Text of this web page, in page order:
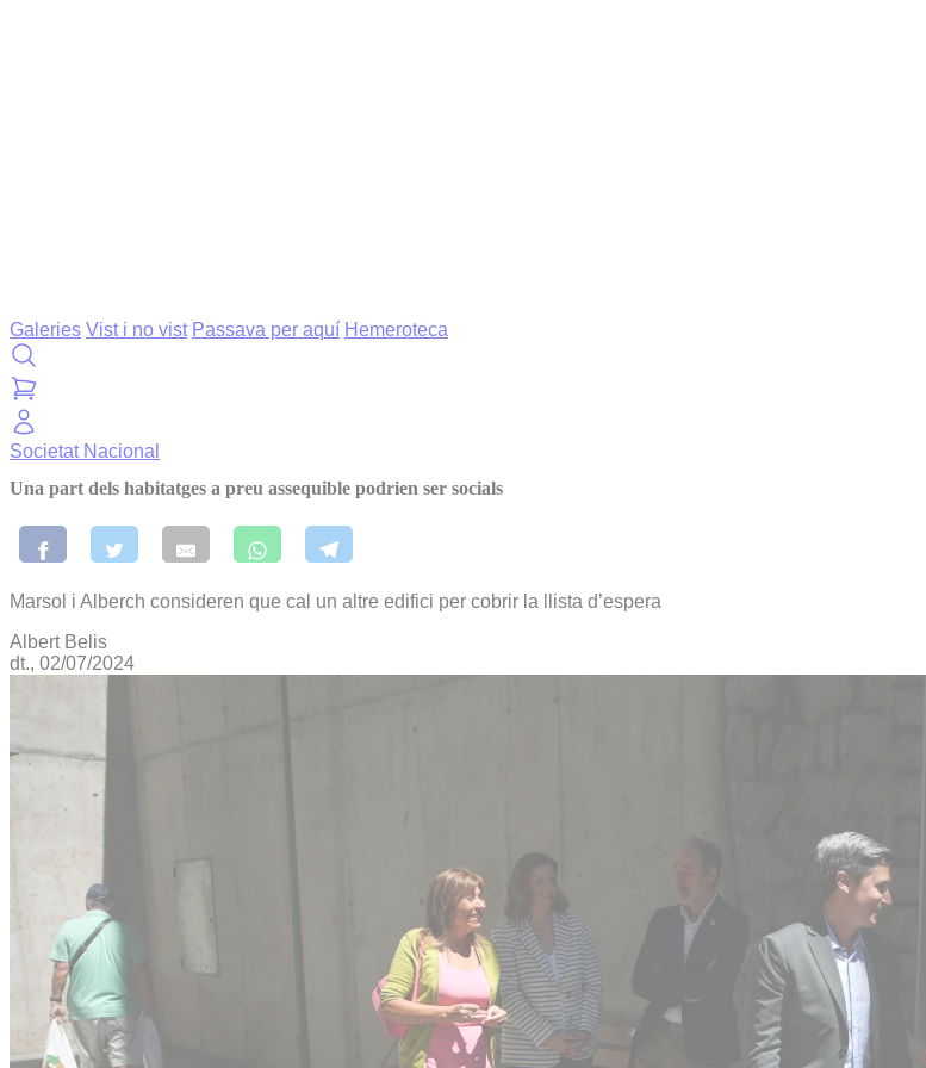
Galeries Vist i no vist Passava per aquí Hemeroteca
Societat Nacional
Una part dels habitatges a preu assequible podrien ser socials
Marsol i Alberch consideren que cal un altre edifici per cobrir la llista d’espera
Albert Belis
dt., 02/07/2024